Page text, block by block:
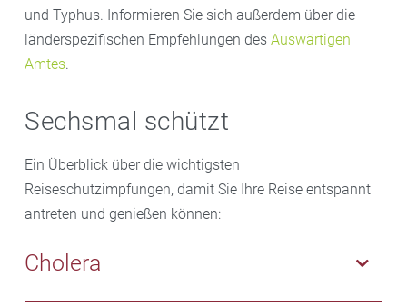
und Typhus. Informieren Sie sich außerdem über die
länderspezifischen Empfehlungen des Auswärtigen
Amtes.
Sechsmal schützt
Ein Überblick über die wichtigsten
Reiseschutzimpfungen, damit Sie Ihre Reise entspannt
antreten und genießen können:
Cholera